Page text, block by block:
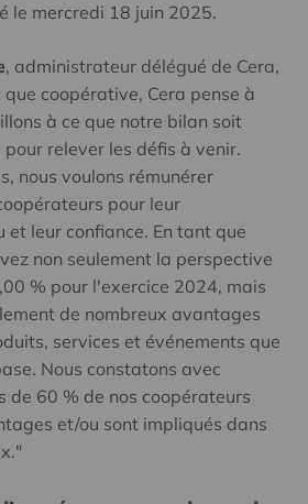
le mercredi 18 juin 2025.
, administrateur délégué de Cera,
coopérative, Cera pense à
à ce que notre bilan soit
relever les défis à venir.
nous voulons rémunérer
pour leur
et leur confiance. En tant que
non seulement la perspective
% pour l'exercice 2024, mais
de nombreux avantages
services et événements que
Nous constatons avec
de 60 % de nos coopérateurs
et/ou sont impliqués dans